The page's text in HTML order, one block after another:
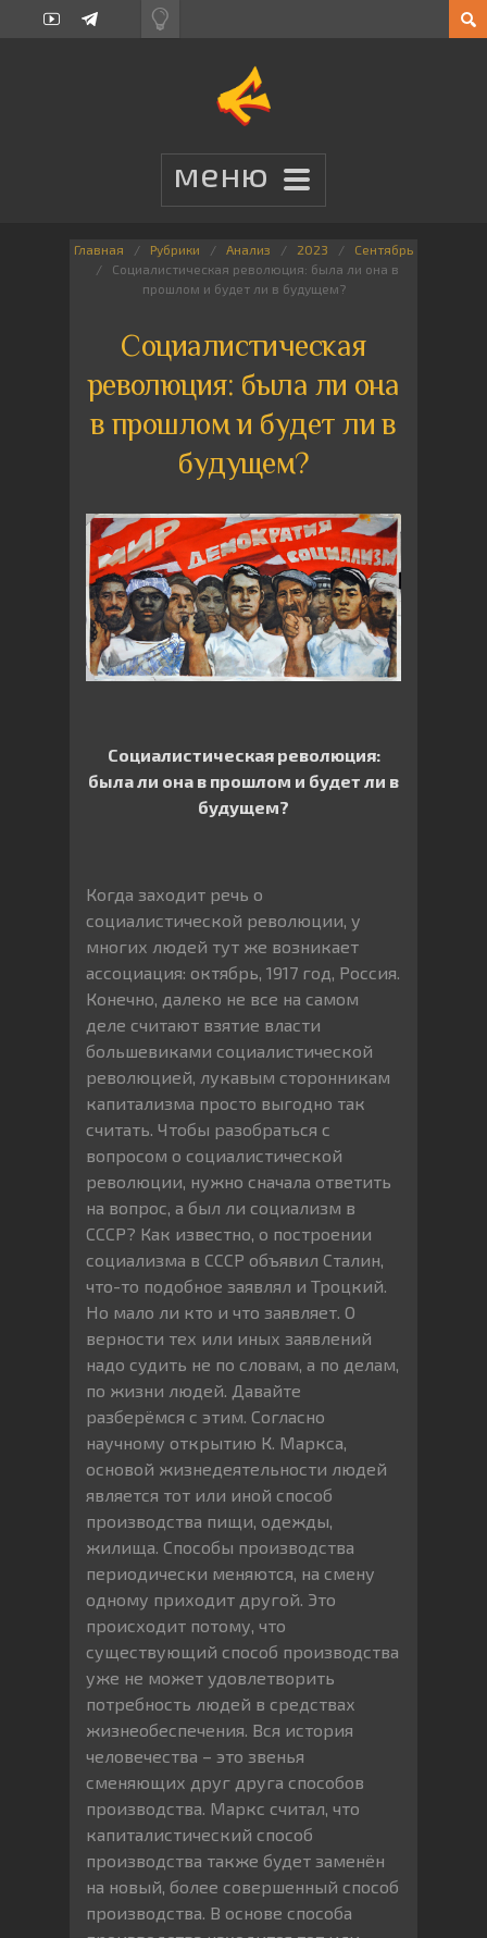
Главная Рубрики Анализ 2023
Сентябрь
Социалистическая революция: была ли она в
прошлом и будет ли в будущем?
Социалистическая
революция: была ли она
в прошлом и будет ли в
будущем?
Социалистическая революция:
была ли она в прошлом и будет ли в
будущем?
Когда заходит речь о
социалистической революции, у
многих людей тут же возникает
ассоциация: октябрь, 1917 год, Россия.
Конечно, далеко не все на самом
деле считают взятие власти
большевиками социалистической
революцией, лукавым сторонникам
капитализма просто выгодно так
считать. Чтобы разобраться с
вопросом о социалистической
революции, нужно сначала ответить
на вопрос, а был ли социализм в
СССР? Как известно, о построении
социализма в СССР объявил Сталин,
что-то подобное заявлял и Троцкий.
Но мало ли кто и что заявляет. О
верности тех или иных заявлений
надо судить не по словам, а по делам,
по жизни людей. Давайте
разберёмся с этим. Согласно
научному открытию К. Маркса,
основой жизнедеятельности людей
является тот или иной способ
производства пищи, одежды,
жилища. Способы производства
периодически меняются, на смену
одному приходит другой. Это
происходит потому, что
существующий способ производства
уже не может удовлетворить
потребность людей в средствах
жизнеобеспечения. Вся история
человечества – это звенья
сменяющих друг друга способов
производства. Маркс считал, что
капиталистический способ
производства также будет заменён
на новый, более совершенный способ
производства. В основе способа